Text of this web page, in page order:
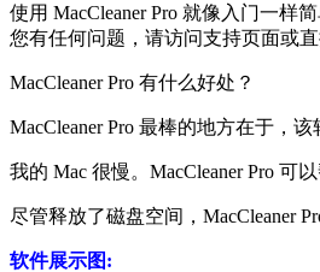
使用 MacCleaner Pro 就像入门一
您有任何问题，请访问支持页面或
MacCleaner Pro 有什么好处？
MacCleaner Pro 最棒的地方在于，
我的 Mac 很慢。MacCleaner Pro 可
尽管释放了磁盘空间，MacCleaner
软件展示图: